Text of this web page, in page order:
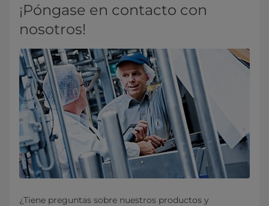
¡Póngase en contacto con
nosotros!
¿Tiene preguntas sobre nuestros productos y